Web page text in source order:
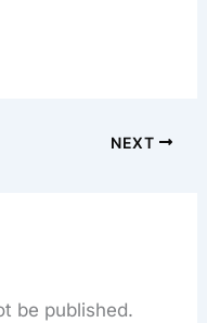
NEXT
be published.